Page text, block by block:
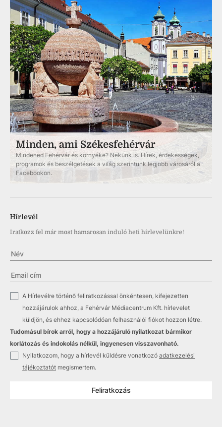
Minden, ami Székesfehérvár
Mindened Fehérvár és környéke? Nekünk is. Hírek, érdekességek,
programok és beszélgetések a világ szerintünk legjobb városáról a
Facebookon.
Hírlevél
Iratkozz fel már most hamarosan induló heti hírlevelünkre!
A Hírlevélre történő feliratkozással önkéntesen, kifejezetten
hozzájárulok ahhoz, a Fehérvár Médiacentrum Kft. hírlevelet
küldjön, és ehhez kapcsolódóan felhasználói fiókot hozzon létre.
Tudomásul bírok arról, hogy a hozzájáruló nyilatkozat bármikor
korlátozás és indokolás nélkül, ingyenesen visszavonható.
Nyilatkozom, hogy a hírlevél küldésre vonatkozó adatkezelési
tájékoztatót megismertem.
Feliratkozás